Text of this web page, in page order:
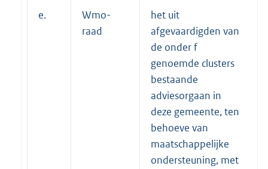
e.
Wmo-
raad
het uit
afgevaardigden van
de onder f
genoemde clusters
bestaande
adviesorgaan in
deze gemeente, ten
behoeve van
maatschappelijke
ondersteuning, met